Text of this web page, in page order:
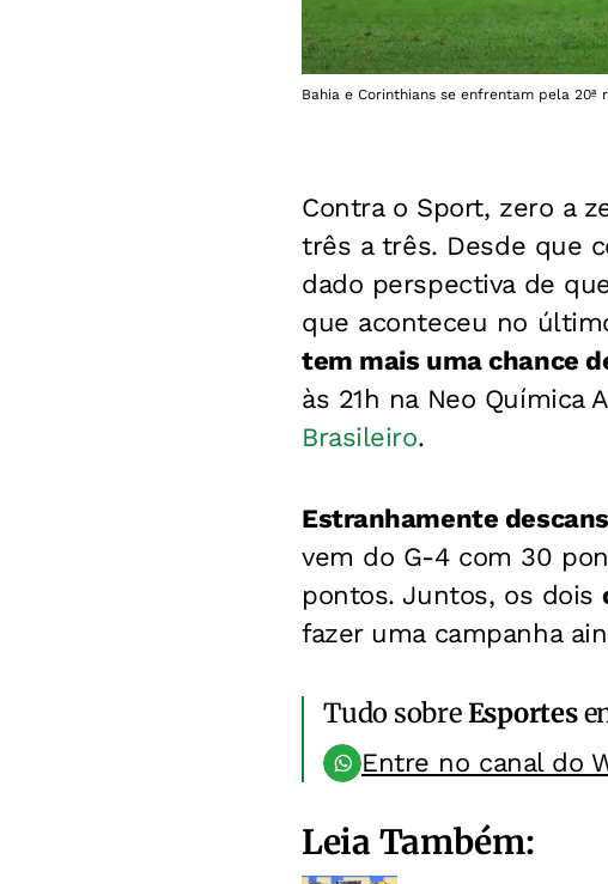
Bahia e Corinthians se enfrentam pela 20ª
Contra o Sport, zero a
três a três. Desde que
dado perspectiva de
que aconteceu no
tem mais uma chance
às 21h na Neo Química
Brasileiro.
Estranhamente
vem do G-4 com 30
pontos. Juntos, os dois
fazer uma campanha
Tudo sobreEsportes
Entre no canal do
Leia Também: